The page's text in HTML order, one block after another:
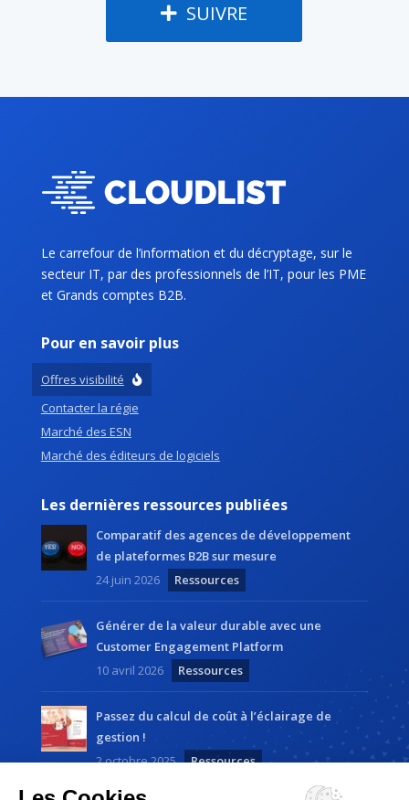
SUIVRE
Le carrefour de l’information et du décryptage, sur le
secteur IT, par des professionnels de l’IT, pour les PME
et Grands comptes B2B.
Pour en savoir plus
Offres visibilité
Contacter la régie
Marché des ESN
Marché des éditeurs de logiciels
Les dernières ressources publiées
Comparatif des agences de développement
de plateformes B2B sur mesure
24 juin 2026
Ressources
Générer de la valeur durable avec une
Customer Engagement Platform
10 avril 2026
Ressources
Passez du calcul de coût à l’éclairage de
gestion !
2 octobre 2025
Ressources